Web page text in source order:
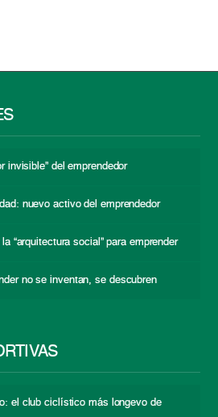
invisible” del emprendedor
nuevo activo del emprendedor
“arquitectura social” para emprender
no se inventan, se descubren
el club ciclístico más longevo de